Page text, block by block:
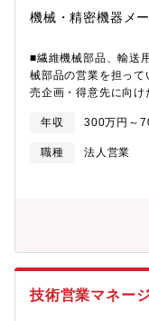
機械・精密機器メ
■繊維機械部品、輸送
械部品の営業を担っ
売企画・得意先に向
メント
年収 300万円～
職種
法人営業
技術営業マネー